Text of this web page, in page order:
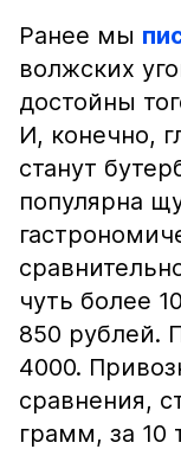
Ранее мы
волжских
достойны
И, конечно,
станут
популярна
чуть более
850 рублей.
4000.
сравнения,
грамм, за 10